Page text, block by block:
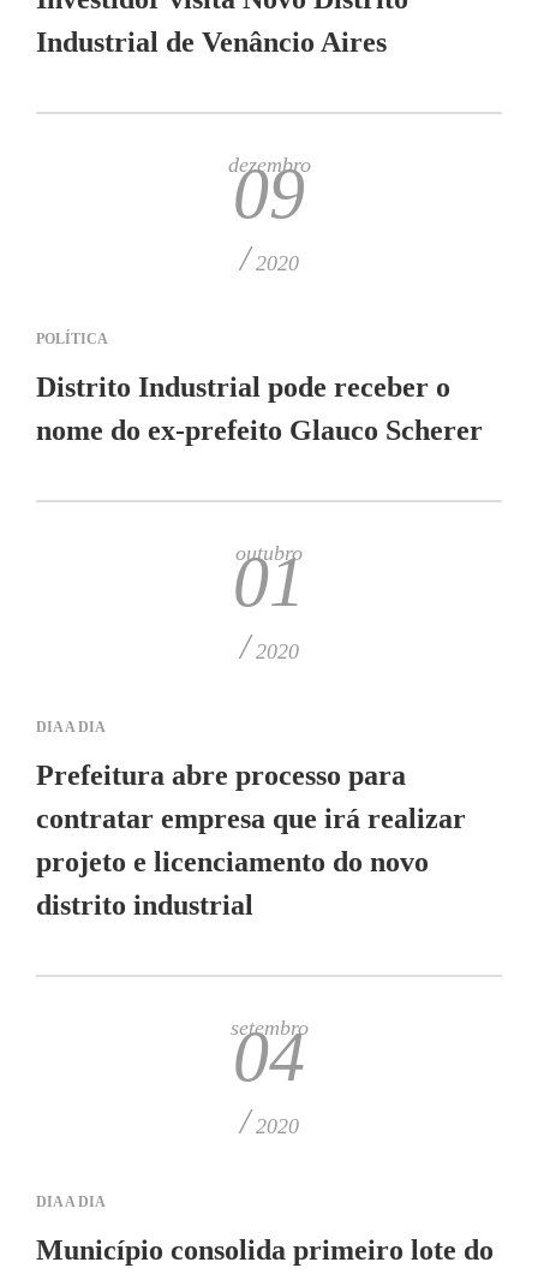
Industrial de Venâncio Aires
dezembro
09
/ 2020
POLÍTICA
Distrito Industrial pode receber o
nome do ex-prefeito Glauco Scherer
outubro
01
/ 2020
DIA A DIA
Prefeitura abre processo para
contratar empresa que irá realizar
projeto e licenciamento do novo
distrito industrial
setembro
04
/ 2020
DIA A DIA
Município consolida primeiro lote do